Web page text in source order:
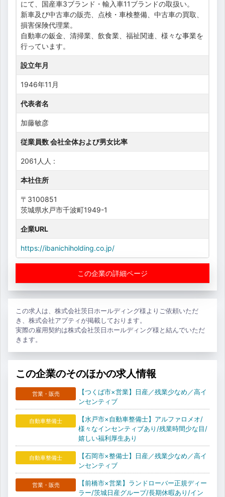
にて、国産車3ブランド・輸入車11ブランドの取扱い。
新車及び中古車の販売、点検・車検整備、中古車の買取、
損害保険代理業。
自動車の鈑金、清掃業、飲食業、福祉関連、様々な事業を
行っています。
設立年月
1946年11月
代表者名
加藤敏彦
従業員数 会社全体および男女比率
2061人人 :
本社住所
〒3100851
茨城県水戸市千波町1949-1
企業URL
https://ibanichiholding.co.jp/
この企業の詳細ページ
この求人は、株式会社茨日ホールディング様よりご依頼いただ
き、株式会社アプティが掲載しております。
実際の雇用契約は株式会社茨日ホールディング様と結んでいただ
きます。
この企業のそのほかの求人情報
営業・販売
【つくば市×営業】日産／残業少なめ／高イ
ンセンティブ
自動車整備士
【水戸市×自動車整備士】アルファロメオ/
様々なインセンティブあり/残業時間少な目/
嬉しい福利厚生あり
自動車整備士
【石岡市×整備士】日産／残業少なめ／高イ
ンセンティブ
営業・販売
【前橋市×営業】ランドローバー正規ディー
ラー/茨城日産グループ/長期休暇あり/イン